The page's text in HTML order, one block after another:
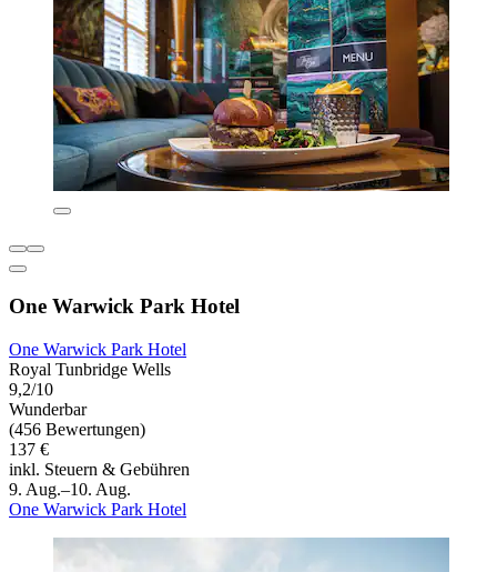
One Warwick Park Hotel
One Warwick Park Hotel
Royal Tunbridge Wells
9,2/10
Wunderbar
(456 Bewertungen)
137 €
inkl. Steuern & Gebühren
9. Aug.–10. Aug.
One Warwick Park Hotel